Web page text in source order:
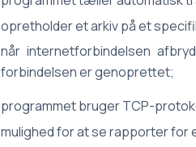
opretholder et arkiv på et
når internetforbindelsen
forbindelsen er genoprettet;
programmet bruger TCP-
mulighed for at se rapporter for